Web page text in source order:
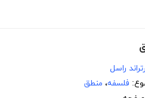
راسل
فلسفه، منطق